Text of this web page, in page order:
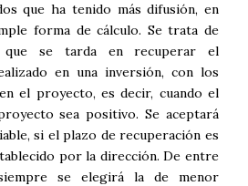
que ha tenido más difusión, en
forma de cálculo. Se trata de
que se tarda en recuperar el
en una inversión, con los
el proyecto, es decir, cuando el
sea positivo. Se aceptará
si el plazo de recuperación es
por la dirección. De entre
se elegirá la de menor